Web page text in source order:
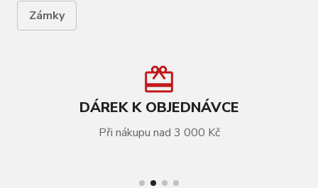
Zámky
DÁREK K OBJEDNÁVCE
Při nákupu nad 3 000 Kč